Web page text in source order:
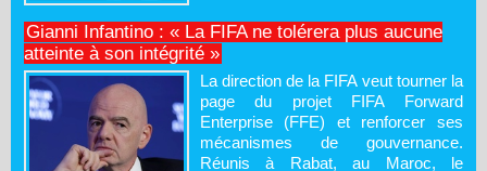
Gianni Infantino : « La FIFA ne tolérera plus aucune
atteinte à son intégrité »
La direction de la FIFA veut tourner la
page du projet FIFA Forward
Enterprise (FFE) et renforcer ses
mécanismes de gouvernance.
Réunis à Rabat, au Maroc, le